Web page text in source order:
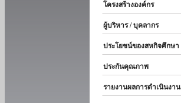
โครงสร้างองค์กร
ผู้บริหาร / บุคลากร
ประโยชน์ของสหกิจศึกษา
ประกันคุณภาพ
รายงานผลการดำเนินงาน